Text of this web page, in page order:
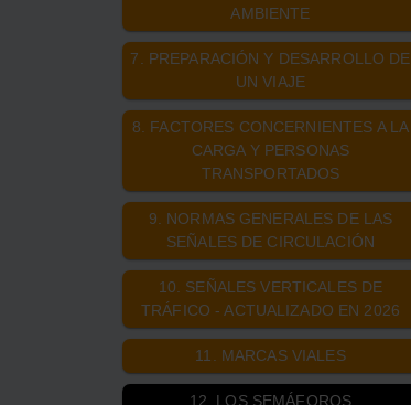
AMBIENTE
7. PREPARACIÓN Y DESARROLLO DE
UN VIAJE
8. FACTORES CONCERNIENTES A LA
CARGA Y PERSONAS
TRANSPORTADOS
9. NORMAS GENERALES DE LAS
SEÑALES DE CIRCULACIÓN
10. SEÑALES VERTICALES DE
TRÁFICO - ACTUALIZADO EN 2026
11. MARCAS VIALES
12. LOS SEMÁFOROS